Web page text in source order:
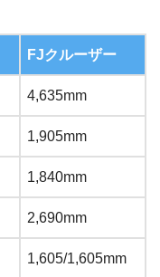
FJクルーザー
4,635mm
1,905mm
1,840mm
2,690mm
1,605/1,605mm